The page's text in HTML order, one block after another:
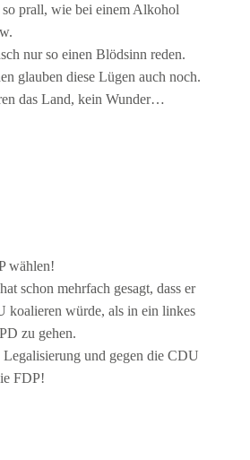
prall, wie bei einem Alkohol
nur so einen Blödsinn reden.
glauben diese Lügen auch noch.
das Land, kein Wunder…
wählen!
schon mehrfach gesagt, dass er
koalieren würde, als in ein linkes
zu gehen.
und gegen die CDU
FDP!